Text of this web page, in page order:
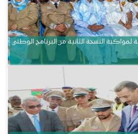
لمواكبة النسخة الثانية من البرنامج الوطني